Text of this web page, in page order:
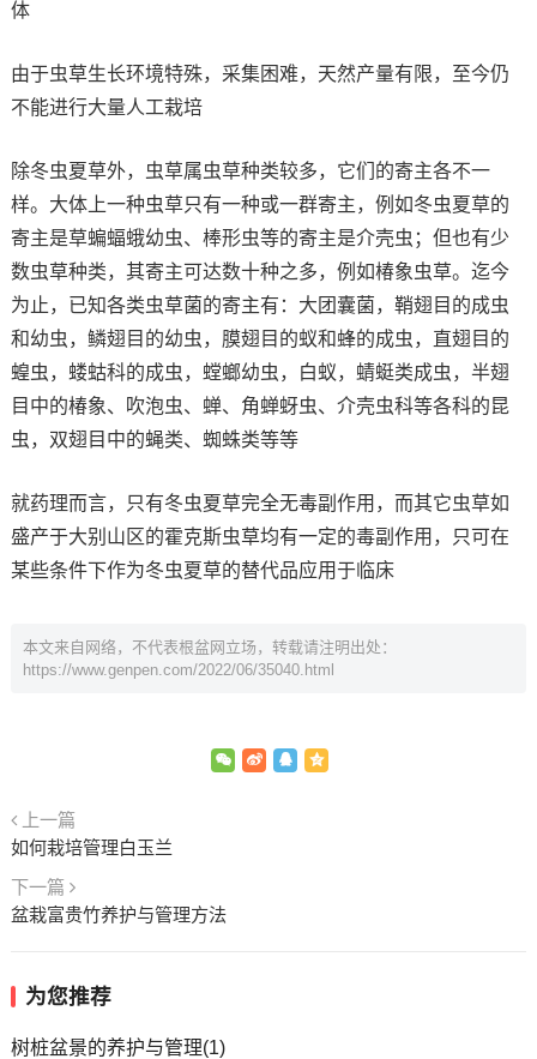
体
由于虫草生长环境特殊，采集困难，天然产量有限，至今仍
不能进行大量人工栽培
除冬虫夏草外，虫草属虫草种类较多，它们的寄主各不一
样。大体上一种虫草只有一种或一群寄主，例如冬虫夏草的
寄主是草蝙蝠蛾幼虫、棒形虫等的寄主是介壳虫；但也有少
数虫草种类，其寄主可达数十种之多，例如椿象虫草。迄今
为止，已知各类虫草菌的寄主有：大团囊菌，鞘翅目的成虫
和幼虫，鳞翅目的幼虫，膜翅目的蚁和蜂的成虫，直翅目的
蝗虫，蝼蛄科的成虫，螳螂幼虫，白蚁，蜻蜓类成虫，半翅
目中的椿象、吹泡虫、蝉、角蝉蚜虫、介壳虫科等各科的昆
虫，双翅目中的蝇类、蜘蛛类等等
就药理而言，只有冬虫夏草完全无毒副作用，而其它虫草如
盛产于大别山区的霍克斯虫草均有一定的毒副作用，只可在
某些条件下作为冬虫夏草的替代品应用于临床
本文来自网络，不代表根盆网立场，转载请注明出处：
https://www.genpen.com/2022/06/35040.html
上一篇
如何栽培管理白玉兰
下一篇
盆栽富贵竹养护与管理方法
为您推荐
树桩盆景的养护与管理(1)